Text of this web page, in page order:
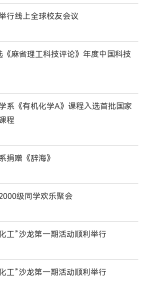
行线上全球校友会议
《麻省理工科技评论》年度中国科技
系《有机化学A》课程入选首批国家
程
捐赠《辞海》
级同学欢乐聚会
工”沙龙第一期活动顺利举行
工”沙龙第一期活动顺利举行